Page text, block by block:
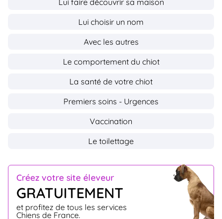
Créez votre site éleveur
GRATUITEMENT
et profitez de tous les services
Chiens de France.
Lui faire découvrir sa maison
Lui choisir un nom
Avec les autres
Le comportement du chiot
La santé de votre chiot
Premiers soins - Urgences
Vaccination
Le toilettage